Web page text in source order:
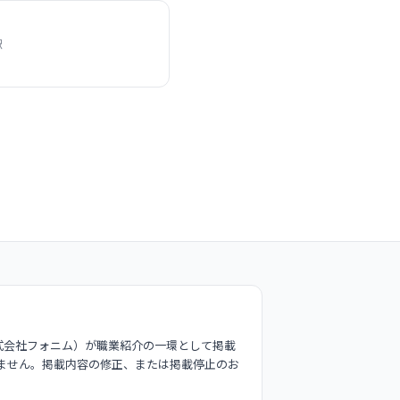
社フォニム）が職業紹介の一環として掲載
ん。掲載内容の修正、または掲載停止のお